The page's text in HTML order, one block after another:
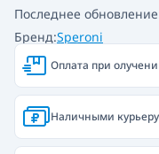
Бренд:Speroni
Последнее
Оплата при
Наличными курьеру